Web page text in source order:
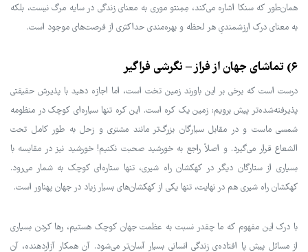
همان‌طور که سنکا اشاره می‌کند، مِمِنتو موری به معنای زندگی در سایه مرگ نیست، بلکه
به معنای درک ارزشمندیِ هر لحظه و بهره‌مندی حداکثری از فرصت‌های موجود است.
۶) تماشای جهان از فراز – نگرشی فراگیر
درست است که برخی بر این باورند زمین تخت است، اما اجازه دهید با پذیرش حقیقتی
پذیرفته‌شده‌تر پیش برویم: زمین یک کره است. این کره تنها سیاره‌ای کوچک در منظومه
شمسی ماست و در مقابل سیارگان بزرگ‌تر مانند مشتری و زحل به طور کامل تحت
الشعاع قرار می‌گیرد. و اصلاً راجع به خورشید صحبت نکنیم! خورشید نیز در مقایسه با
بسیاری از ستارگان دیگر در کهکشان راه شیری، تنها ستاره‌ای کوچک به شمار می‌رود.
کهکشان راه شیری هم در نهایت، تنها یکی از کهکشان‌های بسیار زیاد در جهان پهناور است.
با درک این مفهوم که ما چقدر نسبت به عظمت جهان کوچک هستیم، رها کردن بسیاری
از مسائل پیش پا افتاده‌ی زندگی انسانی بسیار آسان‌تر می‌شود. آن همکار آزاردهنده، آن